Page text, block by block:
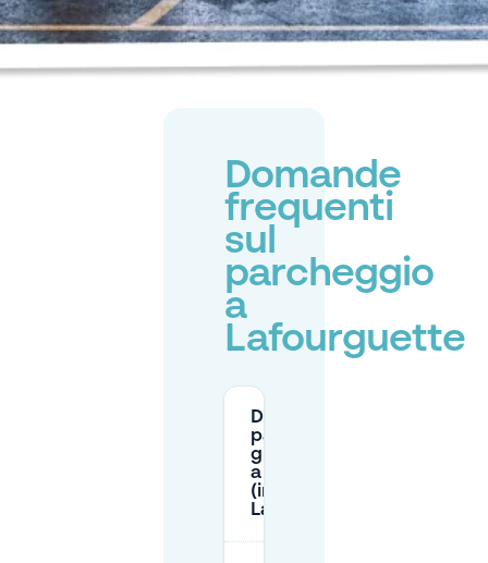
Domande
frequenti
sul
parcheggio
a
Lafourguette
Dove posso
parcheggiare
gratuitamente
a Tolosa
(inclusa
Lafourguette)?